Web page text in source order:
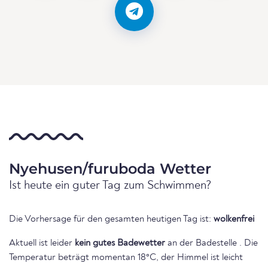
Nyehusen/furuboda Wetter
Ist heute ein guter Tag zum Schwimmen?
Die Vorhersage für den gesamten heutigen Tag ist: wolkenfrei
Aktuell ist leider kein gutes Badewetter an der Badestelle . Die
Temperatur beträgt momentan 18°C, der Himmel ist leicht